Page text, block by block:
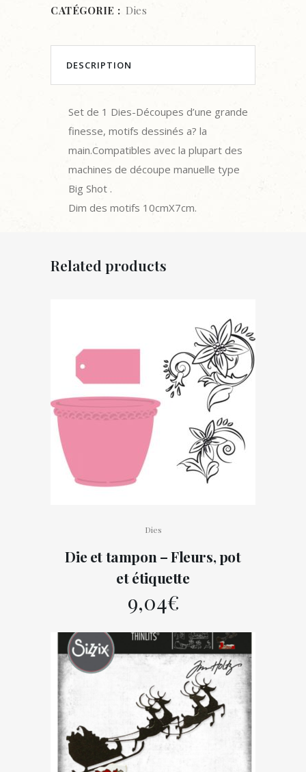
CATÉGORIE : Dies
DESCRIPTION
Set de 1 Dies-Découpes d’une grande
finesse, motifs dessinés a? la
main.Compatibles avec la plupart des
machines de découpe manuelle type
Big Shot .
Dim des motifs 10cmX7cm.
Related products
Dies
Die et tampon – Fleurs, pot
et étiquette
9,04€